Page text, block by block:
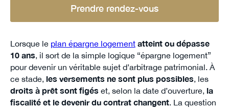
Prendre rendez-vous
Lorsque le plan épargne logement atteint ou dépasse
10 ans, il sort de la simple logique “épargne logement”
pour devenir un véritable sujet d’arbitrage patrimonial. À
ce stade, les versements ne sont plus possibles, les
droits à prêt sont figés et, selon la date d’ouverture, la
fiscalité et le devenir du contrat changent. La question